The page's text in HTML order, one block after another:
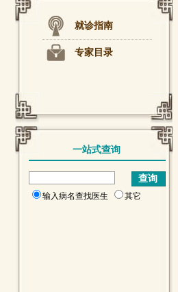
就诊指南
专家目录
一站式查询
输入病名查找医生 其它